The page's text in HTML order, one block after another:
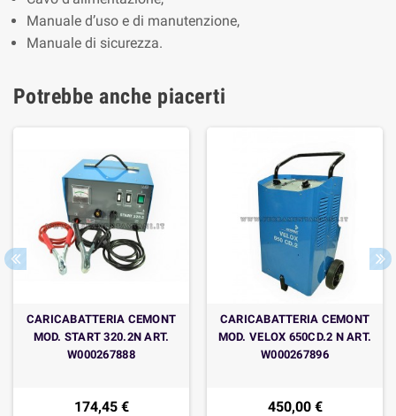
Manuale d’uso e di manutenzione,
Manuale di sicurezza.
Potrebbe anche piacerti
CARICABATTERIA CEMONT
MOD. START 320.2N ART.
W000267888
174,45 €
CARICABATTERIA CEMONT
MOD. VELOX 650CD.2 N ART.
W000267896
450,00 €